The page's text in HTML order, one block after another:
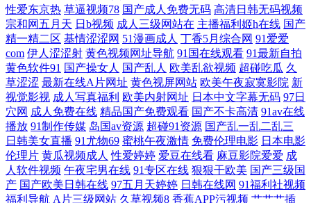
精品一区二区三区香蕉 丝袜人妻一二区 91磁力 91探花大神在线观看 丁香
五月最新网址 精品免费产品精品资源 欧美自慰一区 先锋久久资源 91不卡
在线 91视频私拍 豆花视频在线 久久尤物天堂 日韩网站3 伊人网在线9 91
久久乱子伦 97视频在线看看 国产av黑丝 久久狠狠狠狠狠狠 日本韩国久久
影音先锋国产传媒 91手机小视频 东京热AV男人的天堂 久草资源在线 日韩
性爱东京热 草逼视频78 国产成人免费无码 高清日韩无码视频
宗和网五月天 日b视频 成人三级网站在 主播福利姬h在线 国产
精一精二区 基情涩涩网 51漫画成人 丁香5月综合网 91爱爱
com 伊人涩涩射 黄色视频网址导航 91国在线观看 91最新自拍
黄色软件91 国产操女人 国产乱人 欧美乱欲视频 超碰吃瓜 久
草涩涩 最新在线A片网址 黄色视屏网站 欧美午夜寂寞影院 新
视觉影视 成人写真福利 欧美内射网址 日本中文字幕无码 97日
穴网 成人免费在线 精品国产免费观看 国产不卡高清 91av在线
播放 91制作传媒 岛国av资源 超碰91资源 国产乱一乱二乱三
日韩美女直播 91尤物69 蜜桃午夜激情 免费伦理电影 日本电影
伦理片 黄瓜视频成人 性爱婷婷 爱豆在线看 麻豆影院爱爱 成
人软件视频 午夜宅男在线 91专区在线 狠狠干欧美 国产三级国
产 国产欧美日韩在线 97五月天婷婷 日韩在线网 91福利社视频
福利导航 A片三级网站 久草视频8 香蕉APP污视频 艹艹艹插